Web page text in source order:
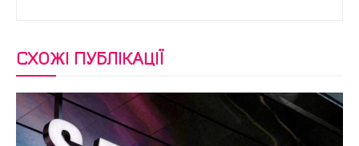
СХОЖІ ПУБЛІКАЦІЇ